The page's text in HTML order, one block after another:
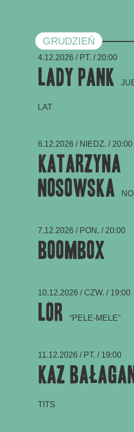
GRUDZIEŃ
4.12.2026 / PT. / 20:00
Lady Pank
LAT
6.12.2026 / NIEDZ. / 20:00
Katarzyna
Nosowska
7.12.2026 / PON. / 20:00
Boombox
10.12.2026 / CZW. / 19:00
LOR “PELE-MELE"
11.12.2026 / PT. / 19:00
Kaz
TITS